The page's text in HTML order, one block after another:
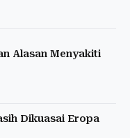
Alasan Menyakiti
Dikuasai Eropa